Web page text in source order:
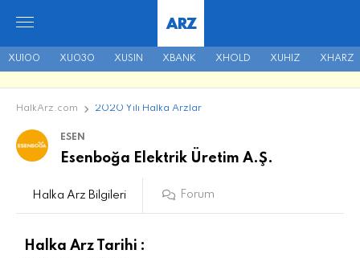
XU100 XU030 XUSIN XBANK XHOLD XUHIZ XHARZ
ARZ
HalkArz.com 2020 Yılı Halka Arzlar
ESEN
Esenboğa Elektrik Üretim A.Ş.
Halka Arz Bilgileri Forum
Halka Arz Tarihi :